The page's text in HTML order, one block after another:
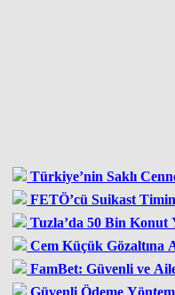
Türkiye’nin Saklı
FETÖ’cü Suikast
Tuzla’da 50 Bin Konut
Cem Küçük Gözaltına
FamBet: Güvenli ve
Güvenli Ödeme